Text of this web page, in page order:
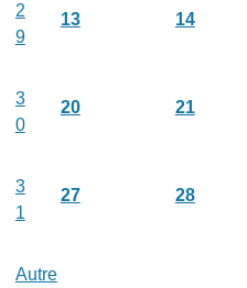
2
9
13 14
3
0
20 21
3
1
27 28
Autre